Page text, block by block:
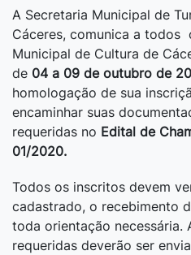
A Secretaria Municipal de
Cáceres, comunica a
Municipal de Cultura de
de 04 a 09 de outubro de
homologação de sua
encaminhar suas
requeridas no Edital de
01/2020.
Todos os inscritos devem
cadastrado, o recebimento
toda orientação necessária.
requeridas deverão ser